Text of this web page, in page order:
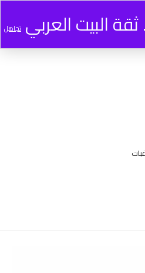
البيت العربي تجاهل
الرغبات